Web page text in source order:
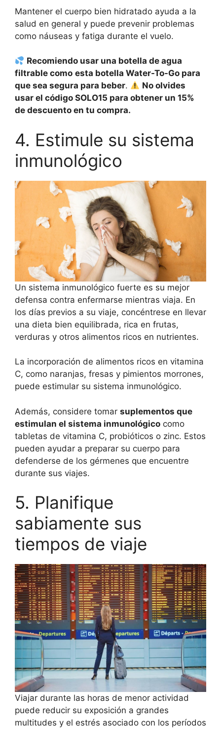
Mantener el cuerpo bien hidratado ayuda a la
salud en general y puede prevenir problemas
como náuseas y fatiga durante el vuelo.
Recomiendo usar una botella de agua
filtrable como esta botella Water-To-Go para
que sea segura para beber.
No olvides
usar el código SOLO15 para obtener un 15%
de descuento en tu compra.
4. Estimule su sistema
inmunológico
Un sistema inmunológico fuerte es su mejor
defensa contra enfermarse mientras viaja. En
los días previos a su viaje, concéntrese en llevar
una dieta bien equilibrada, rica en frutas,
verduras y otros alimentos ricos en nutrientes.
La incorporación de alimentos ricos en vitamina
C, como naranjas, fresas y pimientos morrones,
puede estimular su sistema inmunológico.
Además, considere tomar suplementos que
estimulan el sistema inmunológico como
tabletas de vitamina C, probióticos o zinc. Estos
pueden ayudar a preparar su cuerpo para
defenderse de los gérmenes que encuentre
durante sus viajes.
5. Planifique
sabiamente sus
tiempos de viaje
Viajar durante las horas de menor actividad
puede reducir su exposición a grandes
multitudes y el estrés asociado con los períodos